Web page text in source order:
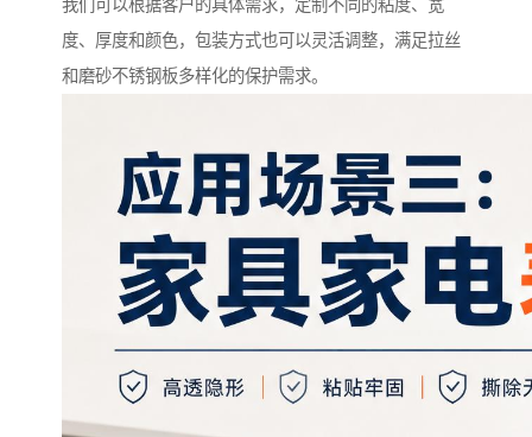
我们可以根据客户的具体需求，定制不同的粘度、宽
度、厚度和颜色，包装方式也可以灵活调整，满足拉丝
和磨砂不锈钢板多样化的保护需求。